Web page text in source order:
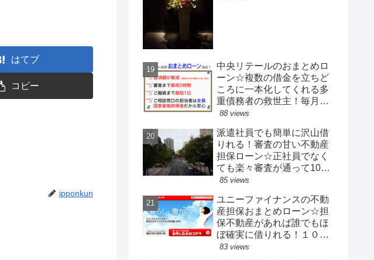
はてブ
コピー
ipponkun
中央リテールのおまとめロ
ーン☆複数の借金を立ちど
ころに一本化してくれる多
重債務者の救世主！毎月の
キャッシング返済で心が病
金一本化を！！
88 views
派遣社員でも簡単に沢山借
りれる！審査の甘い不動産
担保ローン☆正社員でなく
ても楽々審査が通って100
万円以上の融資も簡単な不
85 views
ユニーファイナンスの不動
産担保おまとめローン☆担
保不動産があれば誰でもほ
ぼ確実に借りれる！１０
０％借金一本化が可能。
83 views